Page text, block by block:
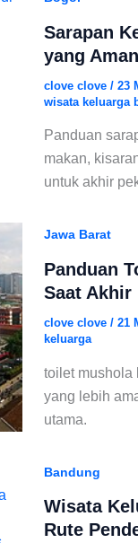
Sarapan
yang
clove clove / 23
wisata keluarga
Panduan
makan,
untuk akhir
Jawa Barat
Panduan
Saat Akhir
clove clove / 21
keluarga
toilet mushola
yang lebih
utama.
Bandung
Wisata
Rute